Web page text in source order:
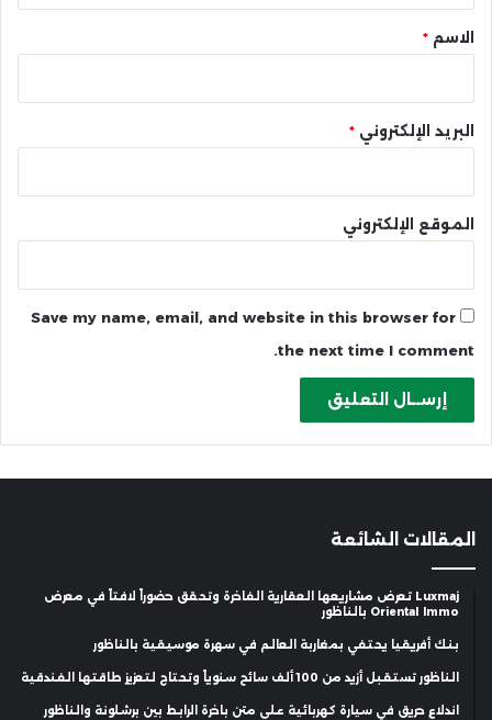
* الاسم *
البريد الإلكتروني *
الموقع الإلكتروني
Save my name, email, and website in this browser for
the next time I comment.
المقالات الشائعة
Luxmaj تعرض مشاريعها العقارية الفاخرة وتحقق حضوراً لافتاً في معرض
Oriental Immo بالناظور
بنك أفريقيا يحتفي بمغاربة العالم في سهرة موسيقية بالناظور
الناظور تستقبل أزيد من 100 ألف سائح سنوياً وتحتاج لتعزيز طاقتها الفندقية
اندلاع حريق في سيارة كهربائية على متن باخرة الرابط بين برشلونة والناظور